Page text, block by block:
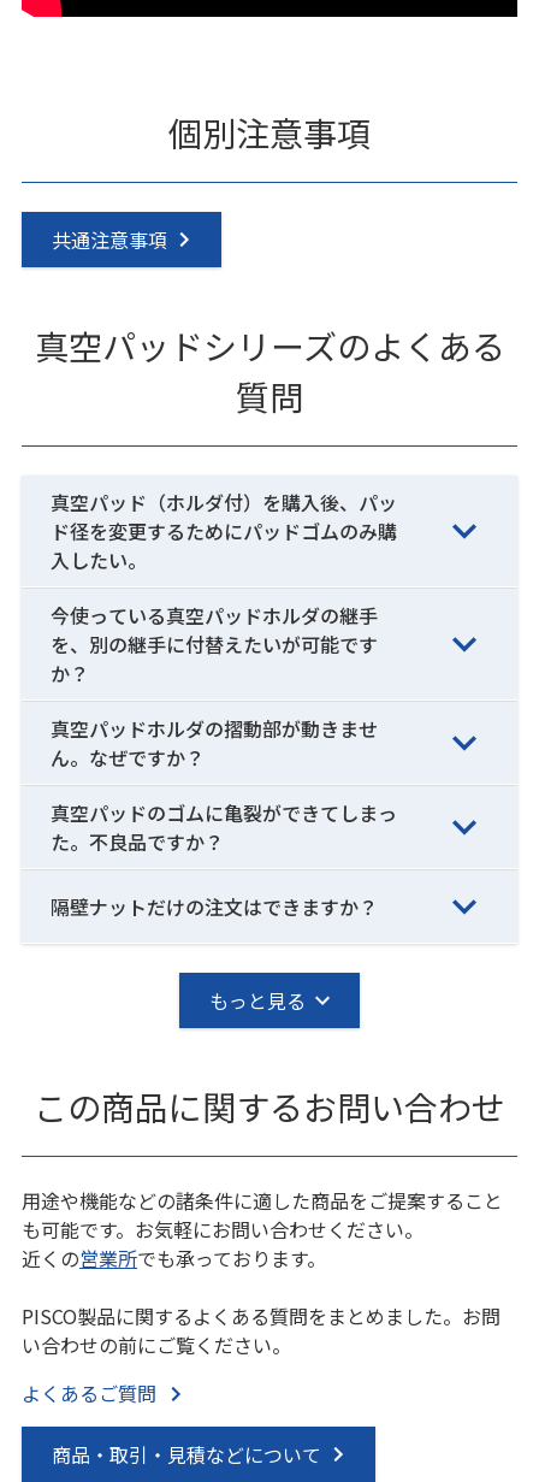
個別注意事項
共通注意事項
真空パッドシリーズのよくある
質問
真空パッド（ホルダ付）を購入後、パッ
ド径を変更するためにパッドゴムのみ購
入したい。
今使っている真空パッドホルダの継手
を、別の継手に付替えたいが可能です
か？
真空パッドホルダの摺動部が動きませ
ん。なぜですか？
真空パッドのゴムに亀裂ができてしまっ
た。不良品ですか？
隔壁ナットだけの注文はできますか？
もっと見る
この商品に関するお問い合わせ
用途や機能などの諸条件に適した商品をご提案すること
も可能です。お気軽にお問い合わせください。
近くの営業所でも承っております。
PISCO製品に関するよくある質問をまとめました。お問
い合わせの前にご覧ください。
よくあるご質問
商品・取引・見積などについて